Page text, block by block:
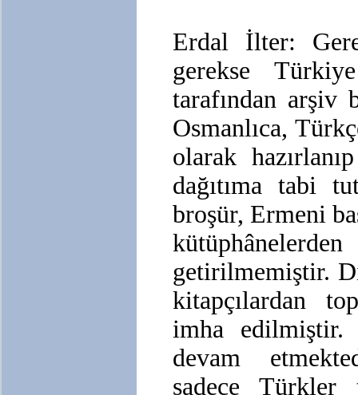
Erdal İlter:
gerekse
tarafından arşiv
Osmanlıca,
olarak
dağıtıma tabi
broşür, Ermeni
getirilmemiştir.
kitapçılardan
imha
devam
sadece Türkler